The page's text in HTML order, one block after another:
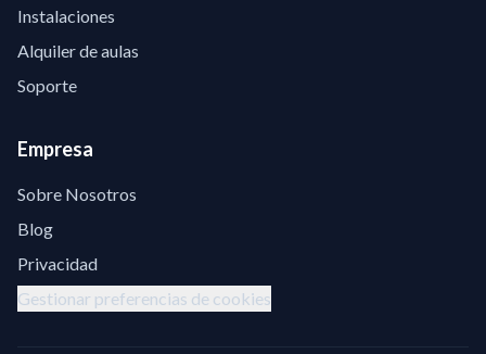
Instalaciones
Alquiler de aulas
Soporte
Empresa
Sobre Nosotros
Blog
Privacidad
Gestionar preferencias de cookies